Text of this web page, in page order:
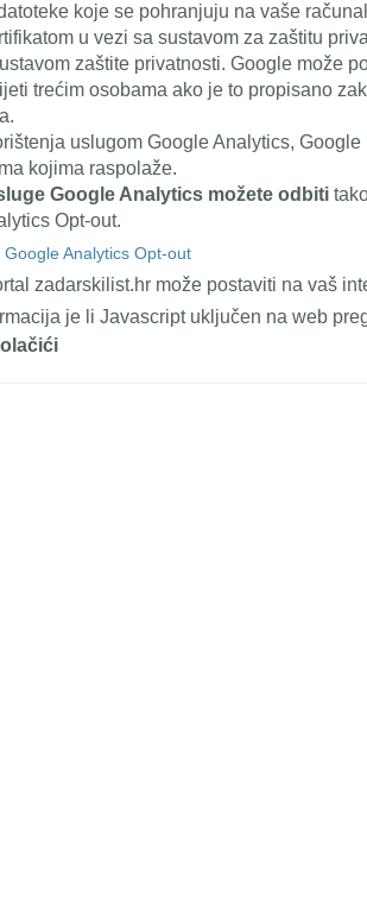
koje se pohranjuju na vaše
u vezi sa sustavom za zaštitu
zaštite privatnosti. Google može
trećim osobama ako je to propisano
uslugom Google Analytics,
kojima raspolaže.
Google Analytics možete odbiti
Opt-out.
Analytics Opt-out
zadarskilist.hr može postaviti na vaš
je li Javascript uključen na web